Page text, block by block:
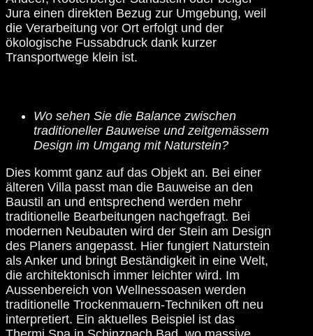
Jura einen direkten Bezug zur Umgebung, weil
die Verarbeitung vor Ort erfolgt und der
ökologische Fussabdruck dank kurzer
Transportwege klein ist.
Wo sehen Sie die Balance zwischen
traditioneller Bauweise und zeitgemässem
Design im Umgang mit Naturstein?
Dies kommt ganz auf das Objekt an. Bei einer
älteren Villa passt man die Bauweise an den
Baustil an und entsprechend werden mehr
traditionelle Bearbeitungen nachgefragt. Bei
modernen Neubauten wird der Stein am Design
des Planers angepasst. Hier fungiert Naturstein
als Anker und bringt Beständigkeit in eine Welt,
die architektonisch immer leichter wird. Im
Aussenbereich von Wellnessoasen werden
traditionelle Trockenmauern-Techniken oft neu
interpretiert. Ein aktuelles Beispiel ist das